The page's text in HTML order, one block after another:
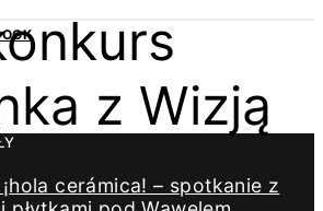
cerámica! – spotkanie z
z Wizją